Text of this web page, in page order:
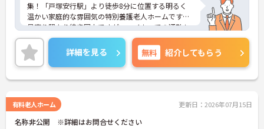
集！「戸塚安行駅」より徒歩8分に位置する明るく
温かい家庭的な雰囲気の特別養護老人ホームです。
最寄り駅より徒歩圏内ですが、マイカーでの通勤も
可能です。教育研修制度が充実しているので、経験
の浅い方も安心です！ご興味ある方には、面接対策
ポイントなど、さらに詳細をお話しいたしますので
お気軽にご相談ください。
詳細を見る 無料 紹介してもらう
有料老人ホーム 更新日：2026年07月15日
名称非公開 ※詳細はお問合せください